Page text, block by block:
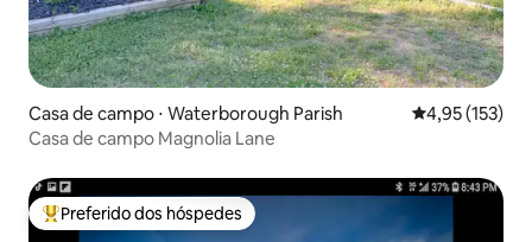
Casa de campo ⋅ Waterborough Parish 4,95 de uma
4,95 (153)
Casa de campo Magnolia Lane
Entre os melhores preferidos dos hóspedes
Preferido dos hóspedes